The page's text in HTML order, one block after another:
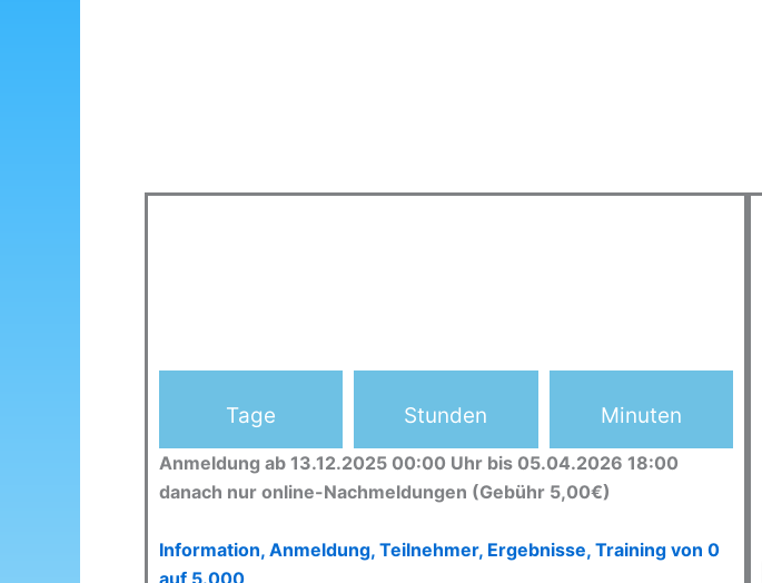
Tage Stunden Minuten
Anmeldung ab 13.12.2025 00:00 Uhr bis 05.04.2026 18:00
danach nur online-Nachmeldungen (Gebühr 5,00€)
Information, Anmeldung, Teilnehmer, Ergebnisse, Training von 0
auf 5.000